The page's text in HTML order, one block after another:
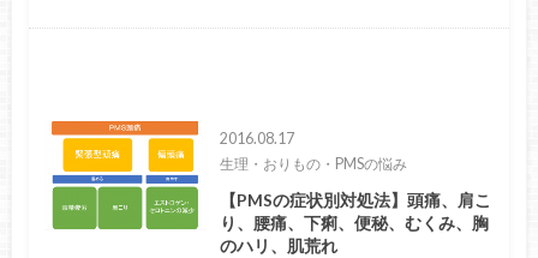
2016.08.17
生理・おりもの・PMSの悩み
【PMSの症状別対処法】頭痛、肩こ
り、腰痛、下痢、便秘、むくみ、胸
のハリ、肌荒れ